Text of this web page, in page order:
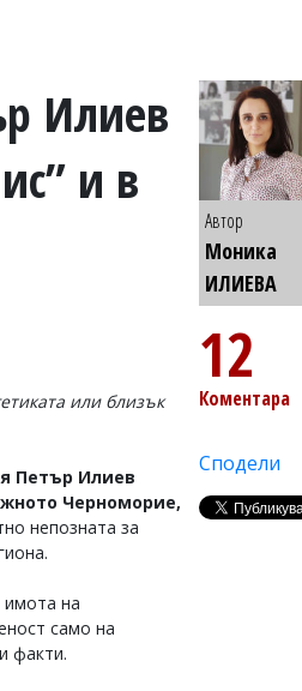
Илиев
и в
или близък
Петър Илиев
Черноморие,
непозната за
имота на
само на
факти.
Автор
Моника
ИЛИЕВА
12
Коментара
Сподели